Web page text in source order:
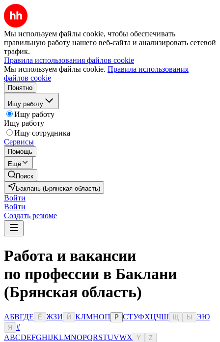
Мы используем файлы cookie, чтобы обеспечивать
правильную работу нашего веб-сайта и анализировать сетевой
трафик.
Правила использования файлов cookie
Мы используем файлы cookie. Правила использования
файлов cookie
Понятно
Ищу работу
Ищу работу
Ищу работу
Ищу сотрудника
Сервисы
Помощь
Ещё
Поиск
Баклань (Брянская область)
Войти
Войти
Создать резюме
Работа и вакансии
по профессии в Баклани
(Брянская область)
АБВГДЕ Ё ЖЗИ Й КЛМНОП Р СТУФХЦЧШ Ы ЭЮ
Я
#
ABCDEFGHIJKLMNOPQRSTUVWX Y Z